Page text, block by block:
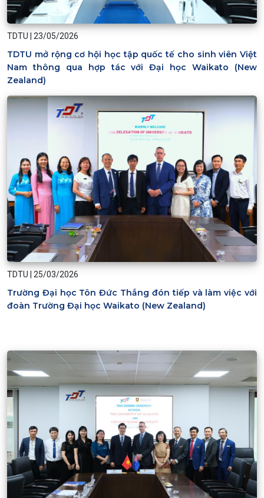
TDTU | 23/05/2026
TDTU mở rộng cơ hội học tập quốc tế cho sinh viên Việt
Nam thông qua hợp tác với Đại học Waikato (New
Zealand)
TDTU 25/03/2026
Trường Đại học Tôn Đức Thắng đón tiếp và làm việc với
đoàn Trường Đại học Waikato (New Zealand)